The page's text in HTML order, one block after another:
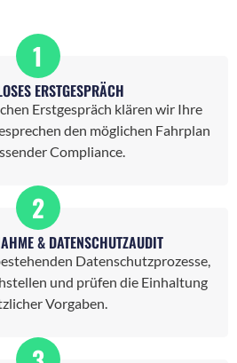
1
ERSTGESPRÄCH
Erstgespräch klären wir Ihre
den möglichen Fahrplan
Compliance.
2
& DATENSCHUTZAUDIT
Datenschutzprozesse,
und prüfen die Einhaltung
Vorgaben.